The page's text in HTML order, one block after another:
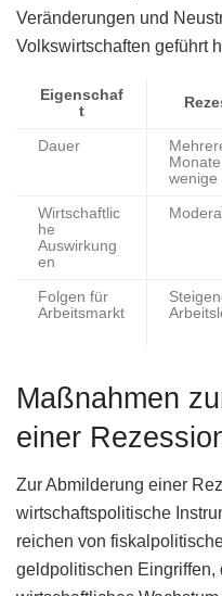
Veränderungen und
Volkswirtschaften geführt
Eigenschaf
t
Dauer
wenige
Wirtschaftlic
he
Auswirkung
en
Folgen für
Arbeitsmarkt
Maßnahmen
einer
Zur Abmilderung einer
wirtschaftspolitische
reichen von
geldpolitischen